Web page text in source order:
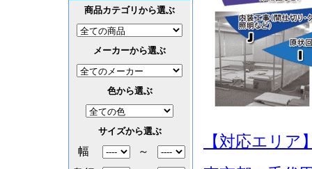
【対応エリア
商品カテゴリから選ぶ
メーカーから選ぶ
色から選ぶ
サイズから選ぶ
幅
～